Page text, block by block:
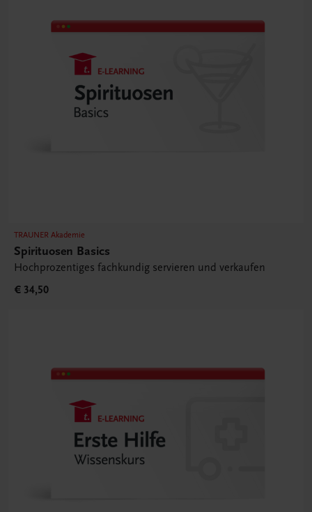
TRAUNER Akademie
Spirituosen Basics
Hochprozentiges fachkundig servieren und verkaufen
€ 34,50